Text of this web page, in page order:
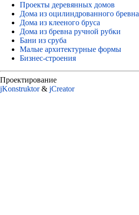
Проекты деревянных домов
Дома из оцилиндрованного бревна
Дома из клееного бруса
Дома из бревна ручной рубки
Бани из сруба
Малые архитектурные формы
Бизнес-строения
Проектирование
jKonstruktor& jСreator